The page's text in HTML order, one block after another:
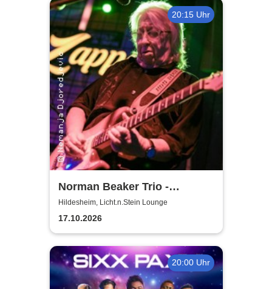
20:15 Uhr
Norman Beaker Trio -
Licht.n.Stein Lounge
Hildesheim, Licht.n.Stein Lounge
17.10.2026
20:00 Uhr